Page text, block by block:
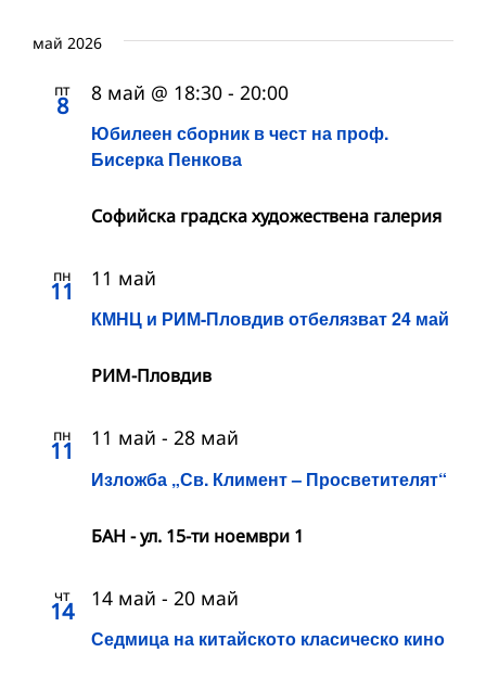
май 2026
пт
8
Юбилеен сборник в чест на проф.
Бисерка Пенкова
8 май @ 18:30 - 20:00
Софийска градска художествена галерия
пн
11
КМНЦ и РИМ-Пловдив отбелязват 24 май
11 май
РИМ-Пловдив
пн
11
Изложба „Св. Климент – Просветителят“
11 май - 28 май
БАН - ул. 15-ти ноември 1
чт
14
Седмица на китайското класическо кино
14 май - 20 май